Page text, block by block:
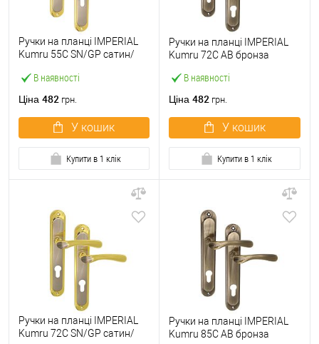
В наявності
Ручки на планці IMPERIAL
Kumru 55С SN/GP сатин/
Ціна 482 грн.
У кошик
Купити в 1 клік
В наявності
Ручки на планці IMPERIAL
Kumru 72C AB бронза
Ціна 482 грн.
У кошик
Купити в 1 клік
Ручки на планці IMPERIAL
Kumru 72C SN/GP сатин/
Ручки на планці IMPERIAL
Kumru 85C AB бронза